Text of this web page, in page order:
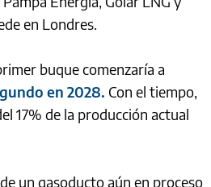
en Londres.
buque comenzaría a
en 2028. Con el tiempo,
17% de la producción actual
un gasoducto aún en proceso